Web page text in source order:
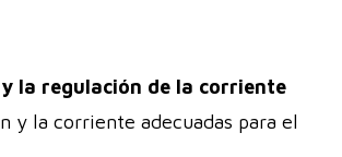
la regulación de la corriente
y la corriente adecuadas para el